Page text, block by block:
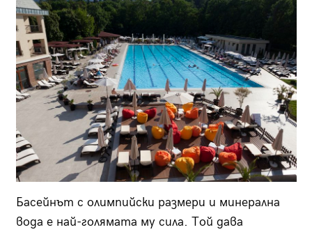
Басейнът с олимпийски размери и минерална
вода е най-голямата му сила. Той дава